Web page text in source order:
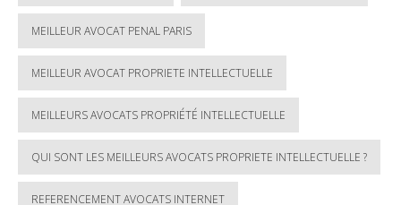
MEILLEUR AVOCAT PENAL PARIS
MEILLEUR AVOCAT PROPRIETE INTELLECTUELLE
MEILLEURS AVOCATS PROPRIÉTÉ INTELLECTUELLE
QUI SONT LES MEILLEURS AVOCATS PROPRIETE INTELLECTUELLE ?
REFERENCEMENT AVOCATS INTERNET